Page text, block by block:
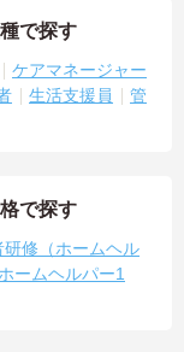
、夜勤回数がしっ
ト職へ昇格する事
が可能です
で探す
ケアマネージャー
生活支援員
管
で探す
修（ホームヘル
ームヘルパー1